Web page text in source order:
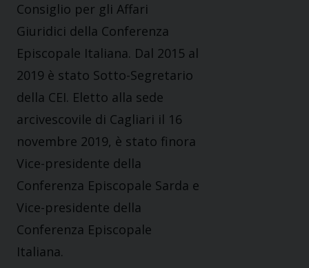
Consiglio per gli Affari
Giuridici della Conferenza
Episcopale Italiana. Dal 2015 al
2019 è stato Sotto-Segretario
della CEI. Eletto alla sede
arcivescovile di Cagliari il 16
novembre 2019, è stato finora
Vice-presidente della
Conferenza Episcopale Sarda e
Vice-presidente della
Conferenza Episcopale
Italiana.